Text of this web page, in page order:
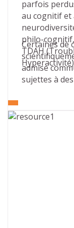
parfois
au cognitif et
philo-
TDAH
Certaines de
admise
sujettes à